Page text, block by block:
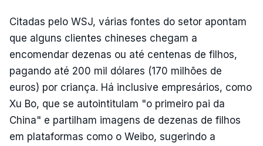
Citadas pelo WSJ, várias fontes do setor apontam
que alguns clientes chineses chegam a
encomendar dezenas ou até centenas de filhos,
pagando até 200 mil dólares (170 milhões de
euros) por criança. Há inclusive empresários, como
Xu Bo, que se autointitulam "o primeiro pai da
China" e partilham imagens de dezenas de filhos
em plataformas como o Weibo, sugerindo a